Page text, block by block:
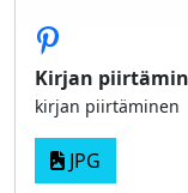
Kirjan
kirjan piirtäminen
JPG